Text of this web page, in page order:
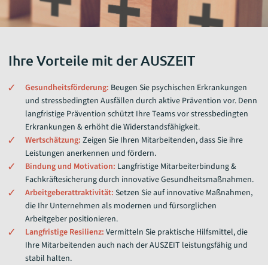
Ihre Vorteile mit der AUSZEIT
Gesundheitsförderung: Beugen Sie psychischen Erkrankungen
und stressbedingten Ausfällen durch aktive Prävention vor. Denn
langfristige Prävention schützt Ihre Teams vor stressbedingten
Erkrankungen & erhöht die Widerstandsfähigkeit.
Wertschätzung: Zeigen Sie Ihren Mitarbeitenden, dass Sie ihre
Leistungen anerkennen und fördern.
Bindung und Motivation: Langfristige Mitarbeiterbindung &
Fachkräftesicherung durch innovative Gesundheitsmaßnahmen.
Arbeitgeberattraktivität: Setzen Sie auf innovative Maßnahmen,
die Ihr Unternehmen als modernen und fürsorglichen
Arbeitgeber positionieren.
Langfristige Resilienz: Vermitteln Sie praktische Hilfsmittel, die
Ihre Mitarbeitenden auch nach der AUSZEIT leistungsfähig und
stabil halten.